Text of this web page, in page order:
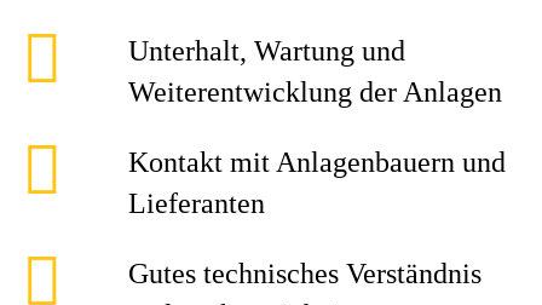
Unterhalt, Wartung und
Weiterentwicklung der Anlagen
Kontakt mit Anlagenbauern und
Lieferanten
Gutes technisches Verständnis